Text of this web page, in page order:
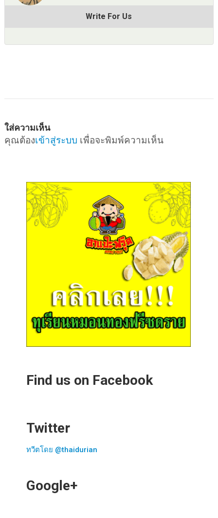
Write For Us
ใส่ความเห็น
คุณต้องเข้าสู่ระบบ เพื่อจะพิมพ์ความเห็น
Find us on Facebook
Twitter
ทวีตโดย @thaidurian
Google+